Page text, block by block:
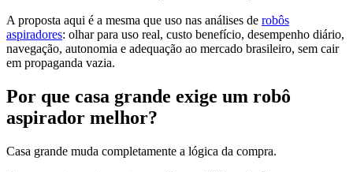
A proposta aqui é a mesma que uso nas análises de robôs
aspiradores: olhar para uso real, custo benefício, desempenho diário,
navegação, autonomia e adequação ao mercado brasileiro, sem cair
em propaganda vazia.
Por que casa grande exige um robô
aspirador melhor?
Casa grande muda completamente a lógica da compra.